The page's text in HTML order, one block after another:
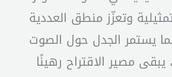
وتعزّز منطق العددية
يستمر الجدل حول الصوت
يبقى مصير الاقتراح رهينًا